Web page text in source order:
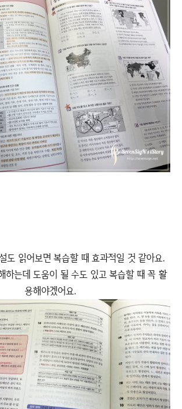
도 읽어보면 복습할 때 효과적일 것 같아요.
하는데 도움이 될 수도 있고 복습할 때 꼭 활
용해야겠어요.